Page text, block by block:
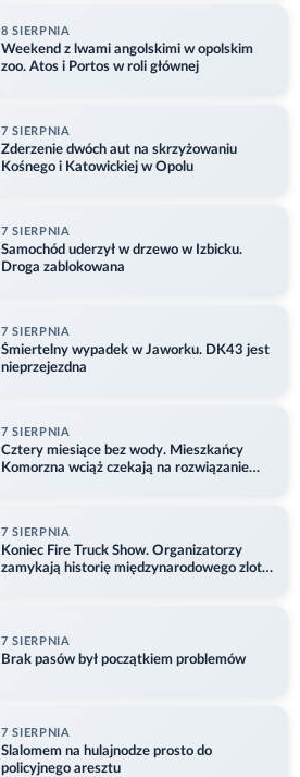
8 SIERPNIA
Weekend z lwami angolskimi w opolskim
zoo. Atos i Portos w roli głównej
7 SIERPNIA
Zderzenie dwóch aut na skrzyżowaniu
Kośnego i Katowickiej w Opolu
7 SIERPNIA
Samochód uderzył w drzewo w Izbicku.
Droga zablokowana
7 SIERPNIA
Śmiertelny wypadek w Jaworku. DK43 jest
nieprzejezdna
7 SIERPNIA
Cztery miesiące bez wody. Mieszkańcy
Komorzna wciąż czekają na rozwiązanie
7 SIERPNIA
Koniec Fire Truck Show. Organizatorzy
zamykają historię międzynarodowego zlotu
7 SIERPNIA
Brak pasów był początkiem problemów
7 SIERPNIA
Slalomem na hulajnodze prosto do
policyjnego aresztu